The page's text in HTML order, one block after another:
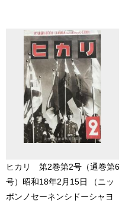
ヒカリ 第2巻第2号（通巻第6
号）昭和18年2月15日
（ニッ
ポンノセーネンシドーシャヨ